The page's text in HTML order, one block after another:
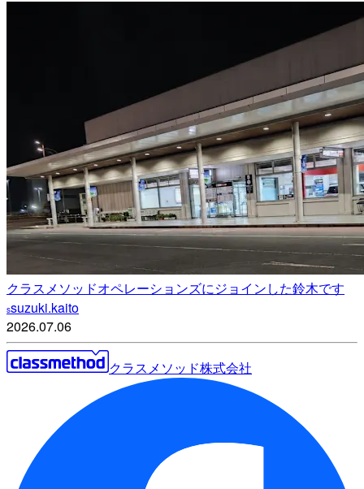
クラスメソッドオペレーションズにジョインした鈴木です
ssuzuki.kaito
2026.07.06
クラスメソッド株式会社